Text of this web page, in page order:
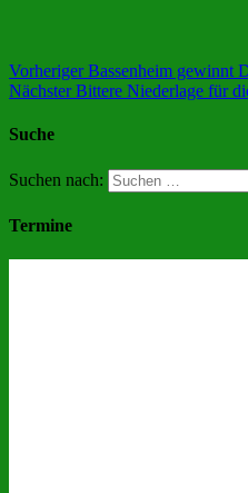
VorherigerBassenheim gewinnt
NächsterBittere Niederlage für
Suche
Suchen nach:
Termine